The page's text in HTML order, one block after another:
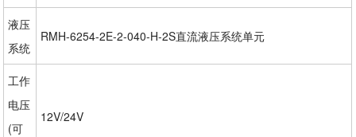
液压
系统
RMH-6254-2E-2-040-H-2S直流液压系统单元
工作
电压
(可
12V/24V